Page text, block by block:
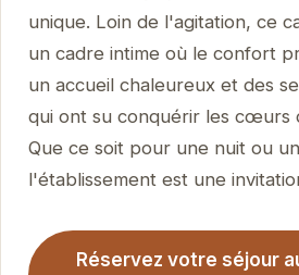
unique. Loin de l'agitation, ce
un cadre intime où le confort
un accueil chaleureux et des
qui ont su conquérir les cœurs
Que ce soit pour une nuit ou
l'établissement est une
Réservez votre séjour